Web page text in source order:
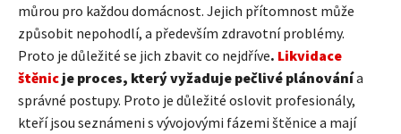
můrou pro každou domácnost. Jejich přítomnost může
způsobit nepohodlí, a především zdravotní problémy.
Proto je důležité se jich zbavit co nejdříve. Likvidace
štěnic je proces, který vyžaduje pečlivé plánovánía
správné postupy. Proto je důležité oslovit profesionály,
kteří jsou seznámeni s vývojovými fázemi štěnice a mají